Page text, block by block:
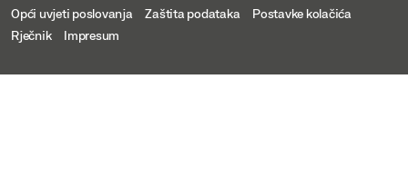
Opći uvjeti poslovanja
Zaštita podataka
Postavke kolačića
Rječnik
Impresum